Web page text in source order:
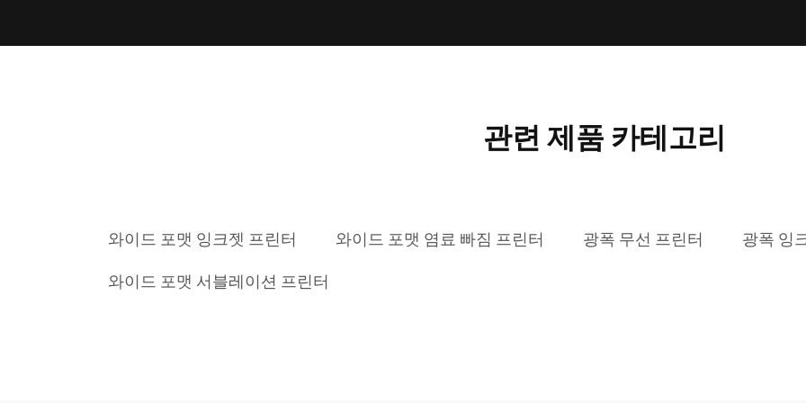
관련 제품 카테고리
와이드 포맷 잉크젯 프린터 와이드 포맷 염료 빠짐 프린터 광폭 무선 프린터 광폭 잉
와이드 포맷 서블레이션 프린터